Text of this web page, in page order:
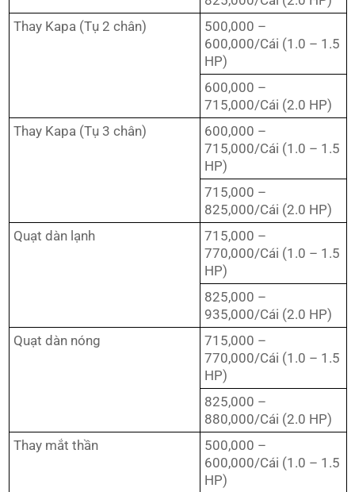
Thay Kapa (Tụ 2 chân)
500,000 –
600,000/Cái (1.0 – 1.5
HP)
600,000 –
715,000/Cái (2.0 HP)
Thay Kapa (Tụ 3 chân)
600,000 –
715,000/Cái (1.0 – 1.5
HP)
715,000 –
825,000/Cái (2.0 HP)
Quạt dàn lạnh
715,000 –
770,000/Cái (1.0 – 1.5
HP)
825,000 –
935,000/Cái (2.0 HP)
Quạt dàn nóng
715,000 –
770,000/Cái (1.0 – 1.5
HP)
825,000 –
880,000/Cái (2.0 HP)
Thay mắt thần
500,000 –
600,000/Cái (1.0 – 1.5
HP)